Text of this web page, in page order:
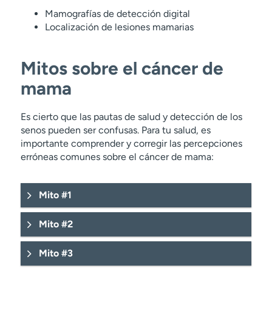
Mamografías de detección digital
Localización de lesiones mamarias
Mitos sobre el cáncer de
mama
Es cierto que las pautas de salud y detección de los
senos pueden ser confusas. Para tu salud, es
importante comprender y corregir las percepciones
erróneas comunes sobre el cáncer de mama:
Mito #1
Mito #2
Mito #3